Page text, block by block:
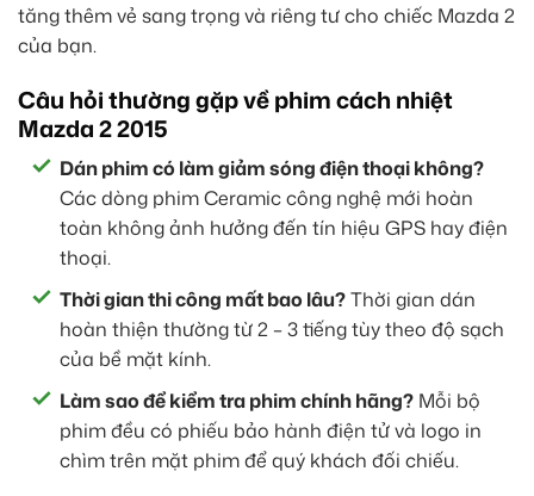
tăng thêm vẻ sang trọng và riêng tư cho chiếc Mazda 2
của bạn.
Câu hỏi thường gặp về phim cách nhiệt
Mazda 2 2015
Dán phim có làm giảm sóng điện thoại không?
Các dòng phim Ceramic công nghệ mới hoàn
toàn không ảnh hưởng đến tín hiệu GPS hay điện
thoại.
Thời gian thi công mất bao lâu?Thời gian dán
hoàn thiện thường từ 2 – 3 tiếng tùy theo độ sạch
của bề mặt kính.
Làm sao để kiểm tra phim chính hãng? Mỗi bộ
phim đều có phiếu bảo hành điện tử và logo in
chìm trên mặt phim để quý khách đối chiếu.